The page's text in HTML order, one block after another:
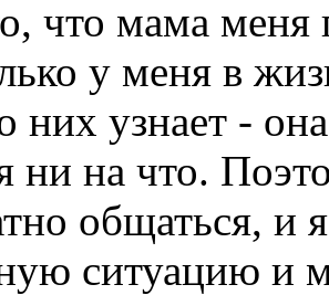
что мама меня
у меня в
них узнает -
ни на что.
общаться, и
ситуацию и